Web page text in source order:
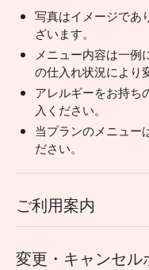
写真はイメージであ
ざいます。
メニュー内容は一
の仕入れ状況により
アレルギーをお持ち
入ください。
当プランのメニュー
ださい。
ご利用案内
変更・キャンセル